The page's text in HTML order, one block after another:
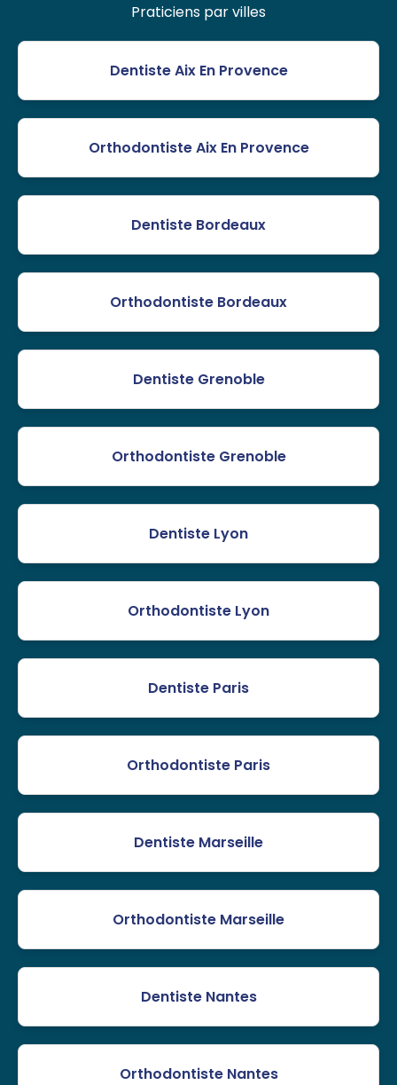
Praticiens par villes
Dentiste Aix En Provence
Orthodontiste Aix En Provence
Dentiste Bordeaux
Orthodontiste Bordeaux
Dentiste Grenoble
Orthodontiste Grenoble
Dentiste Lyon
Orthodontiste Lyon
Dentiste Paris
Orthodontiste Paris
Dentiste Marseille
Orthodontiste Marseille
Dentiste Nantes
Orthodontiste Nantes